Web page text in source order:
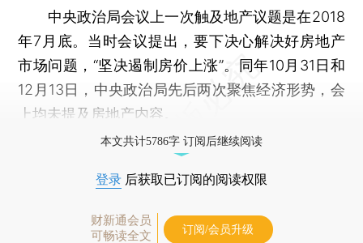
中央政治局会议上一次触及地产议题是在2018
年7月底。当时会议提出，要下决心解决好房地产
市场问题，“坚决遏制房价上涨”。同年10月31日和
12月13日，中央政治局先后两次聚焦经济形势，会
上均未提及房地产内容。
本文共计5786字 订阅后继续阅读
登录 后获取已订阅的阅读权限
财新通会员
可畅读全文
订阅/会员升级